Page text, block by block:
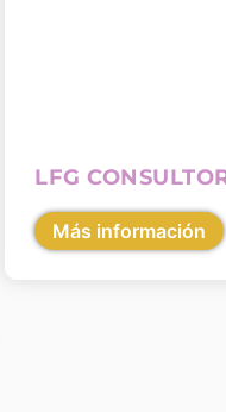
LFG
Más información